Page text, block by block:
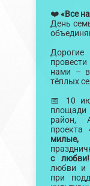
❤️«Все
День
нами – в
тёплых
📅 10
площади
район,
проекта
милые,
с
любви и
при